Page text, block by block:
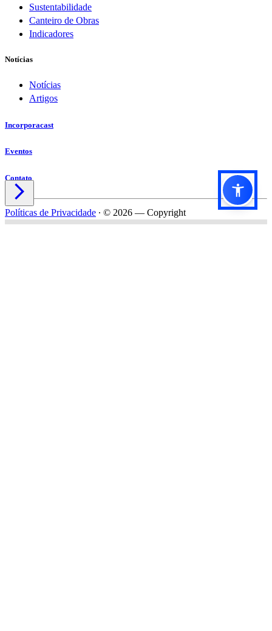
Sustentabilidade
Canteiro de Obras
Indicadores
Notícias
Notícias
Artigos
Incorporacast
Eventos
Contato

Políticas de Privacidade ∙ © 2026 — Copyright